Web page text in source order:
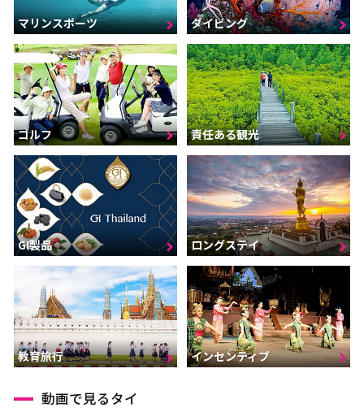
マリンスポーツ ダイビング
ゴルフ 責任ある観光
GI製品 ロングステイ
教育旅行 インセンティブ
動画で見るタイ